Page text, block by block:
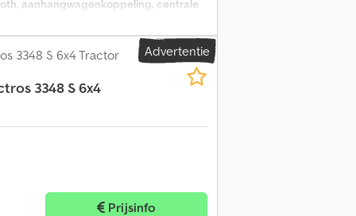
aanhangwagenkoppeling, centrale
deurvergrendeling - Bagageafdekking
stuurwiel - Comfortstoelen -
- Omvormer = Verdere informatie
Aantal cilinders: 4 Motorinhoud: 2.148
Interieur Interieur: zwart Onderhoud,
Fabrikant: Dani Autobedrijven
Advertentie
3348 S 6x4 Tractor
3348 S 6x4
Prijsinfo